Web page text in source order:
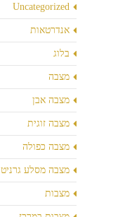
Uncategorized
אנדרטאות
בלוג
מצבה
מצבה אבן
מצבה זוגית
מצבה כפולה
מצבה מסלע גרניט
מצבות